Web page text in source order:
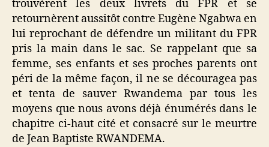
trouvèrent les deux livrets du FPR et se
retournèrent aussitôt contre Eugène Ngabwa en
lui reprochant de défendre un militant du FPR
pris la main dans le sac. Se rappelant que sa
femme, ses enfants et ses proches parents ont
péri de la même façon, il ne se découragea pas
et tenta de sauver Rwandema par tous les
moyens que nous avons déjà énumérés dans le
chapitre ci-haut cité et consacré sur le meurtre
de Jean Baptiste RWANDEMA.